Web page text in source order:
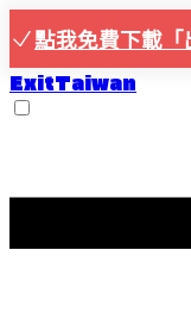
點我免費下載「
ExitTaiwan